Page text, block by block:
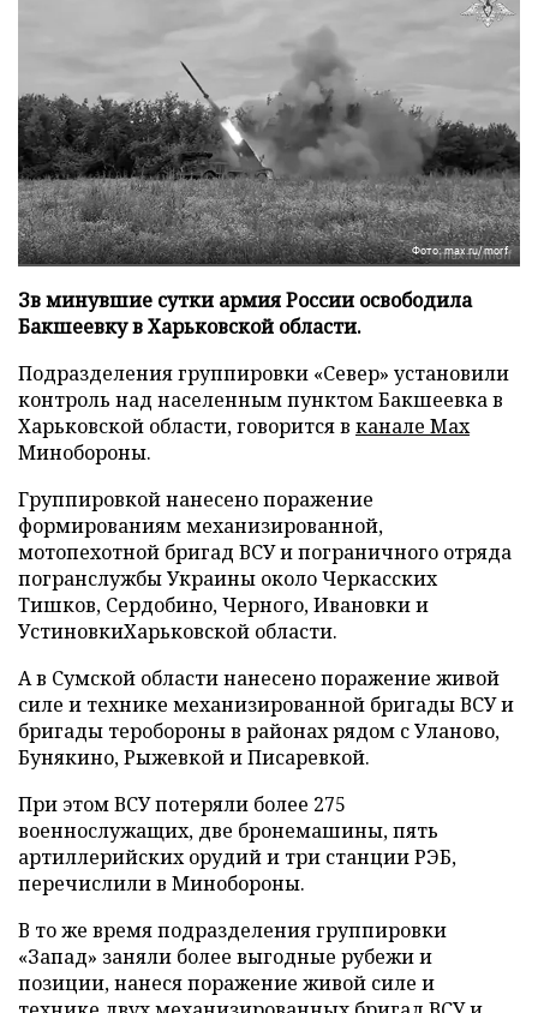
Фото: max.ru/morf
Зв минувшие сутки армия России освободила
Бакшеевку в Харьковской области.
Подразделения группировки «Север» установили
контроль над населенным пунктом Бакшеевка в
Харьковской области, говорится в канале Max
Минобороны.
Группировкой нанесено поражение
формированиям механизированной,
мотопехотной бригад ВСУ и пограничного отряда
погранслужбы Украины около Черкасских
Тишков, Сердобино, Черного, Ивановки и
УстиновкиХарьковской области.
А в Сумской области нанесено поражение живой
силе и технике механизированной бригады ВСУ и
бригады теробороны в районах рядом с Уланово,
Бунякино, Рыжевкой и Писаревкой.
При этом ВСУ потеряли более 275
военнослужащих, две бронемашины, пять
артиллерийских орудий и три станции РЭБ,
перечислили в Минобороны.
В то же время подразделения группировки
«Запад» заняли более выгодные рубежи и
позиции, нанеся поражение живой силе и